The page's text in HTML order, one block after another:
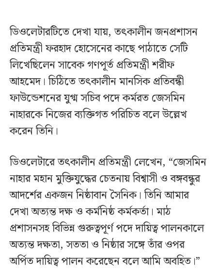
ডিওলেটারটিতে দেখা যায়, তৎকালীন জনপ্রশাসন
প্রতিমন্ত্রী ফরহাদ হোসেনের কাছে পাঠাতে সেটি
লিখেছিলেন সাবেক গণপূর্ত প্রতিমন্ত্রী শরীফ
আহমেদ। চিঠিতে তৎকালীন মানসিক প্রতিবন্ধী
ফাউন্ডেশনের যুগ্ম সচিব পদে কর্মরত জেসমিন
নাহারকে নিজের ব্যক্তিগত পরিচিত বলে উল্লেখ
করেন তিনি।
ডিওলেটারে তৎকালীন প্রতিমন্ত্রী লেখেন, “জেসমিন
নাহার মহান মুক্তিযুদ্ধের চেতনায় বিশ্বাসী ও বঙ্গবন্ধুর
আদর্শের একজন নিষ্ঠাবান সৈনিক। তিনি আমার
দেখা অত্যন্ত দক্ষ ও কর্মনিষ্ঠ কর্মকর্তা। মাঠ
প্রশাসনসহ বিভিন্ন গুরুত্বপূর্ণ পদে দায়িত্ব পালনকালে
অত্যন্ত দক্ষতা, সততা ও নিষ্ঠার সঙ্গে তাঁর ওপর
অর্পিত দায়িত্ব পালন করেছেন বলে আমি অবহিত।”